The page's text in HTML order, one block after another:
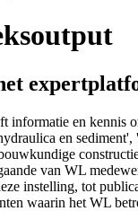
informatie en kennis
en sediment',
van WL
instelling, tot
waarin het WL